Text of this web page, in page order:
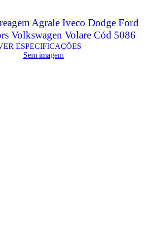
Agrale Iveco Dodge Ford
Volkswagen Volare Cód 5086
ESPECIFICAÇÕES